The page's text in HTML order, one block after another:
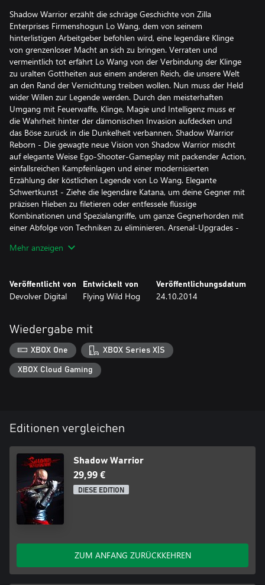
Shadow Warrior erzählt die schräge Geschichte von Zilla
Enterprises Firmenshogun Lo Wang, dem von seinem
hinterlistigen Arbeitgeber befohlen wird, eine legendäre Klinge
von grenzenloser Macht an sich zu bringen. Verraten und
vermeintlich tot erfährt Lo Wang von der Verbindung der Klinge
zu uralten Gottheiten aus einem anderen Reich, die unsere Welt
an den Rand der Vernichtung treiben wollen. Nun muss der Held
wider Willen zur Legende werden. Durch den meisterhaften
Umgang mit Feuerwaffe, Klinge, Magie und Intelligenz muss er
die Wahrheit hinter der dämonischen Invasion aufdecken und
das Böse zurück in die Dunkelheit verbannen. Shadow Warrior
Reborn - Die gewagte neue Vision von Shadow Warrior mischt
auf elegante Weise Ego-Shooter-Gameplay mit packender Action,
einfallsreichen Kampfeinlagen und einer modernisierten
Erzählung der köstlichen Legende von Lo Wang. Elegante
Schwertkunst - Ziehe die legendäre Katana, um deine Gegner mit
präzisen Hieben zu filetieren oder entfessele flüssige
Kombinationen und Spezialangriffe, um ganze Gegnerhorden mit
einer Abfolge von Techniken zu eliminieren. Arsenal-Upgrades -
Revolvern und vierläufigen Schrotflinten bis hin zu Armbrust-
und ihr Tempo zu steigern und neue, vernichtende Feuer-
Alternativen zu bieten. Magische Kräfte - Rufe geheimnisvolle
oder nutze ihre Schädel und Herzen, um sie in die Knie zu
zwingen.
Die herunterladbare Version des Spiels unterstützt Englisch,
Französisch, Italienisch, Deutsch, Spanisch, Portugiesisch.
Mehr anzeigen
Veröffentlicht von
Devolver Digital
Entwickelt von
Flying Wild Hog
Veröffentlichungsdatum
24.10.2014
Wiedergabe mit
XBOX One XBOX Series X|S
XBOX Cloud Gaming
Editionen vergleichen
Shadow Warrior
29,99 €
DIESE EDITION
ZUM ANFANG ZURÜCKKEHREN